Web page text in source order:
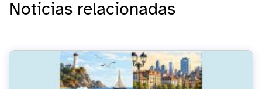
Noticias relacionadas